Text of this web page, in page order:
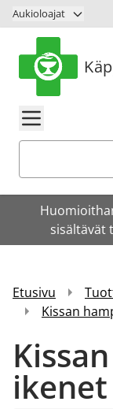
Siirry sisältöön
Aukioloajat
sisältävät
Etusivu
Kissan
ikenet